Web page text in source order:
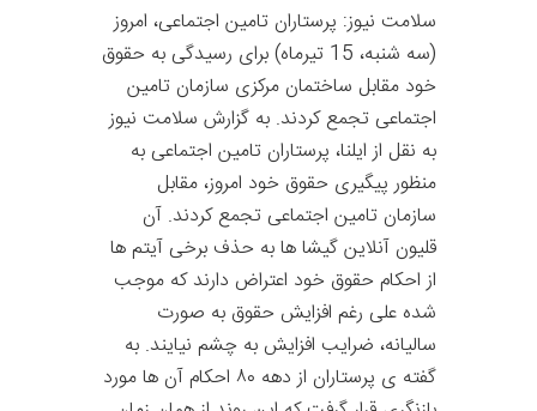
سلامت نیوز: پرستاران تامین اجتماعی، امروز
(سه شنبه، 15 تیرماه) برای رسیدگی به حقوق
خود مقابل ساختمان مرکزی سازمان تامین
اجتماعی تجمع کردند. به گزارش سلامت نیوز
به نقل از ایلنا، پرستاران تامین اجتماعی به
منظور پیگیری حقوق خود امروز، مقابل
سازمان تامین اجتماعی تجمع کردند. آن
قلیون آنلاین گیشا ها به حذف برخی آیتم ها
از احکام حقوق خود اعتراض دارند که موجب
شده علی رغم افزایش حقوق به صورت
سالیانه، ضرایب افزایش به چشم نیایند. به
گفته ی پرستاران از دهه ۸۰ احکام آن ها مورد